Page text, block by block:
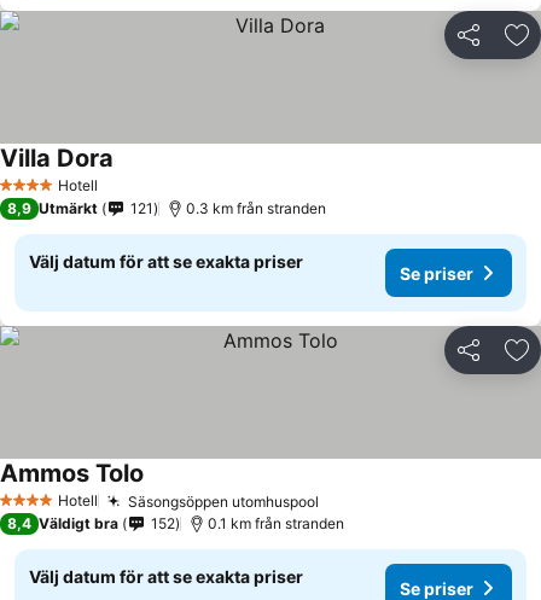
Dela
4 StjärnorHotell
Villa Dora
8,9 Utmärkt 121 0.3 km från stranden
Välj datum för att se exakta priser
Se priser
Dela
4 StjärnorHotell Säsongsöppen utomhuspool
Ammos Tolo
8,4 Väldigt bra 152 0.1 km från stranden
Välj datum för att se exakta priser
Se priser